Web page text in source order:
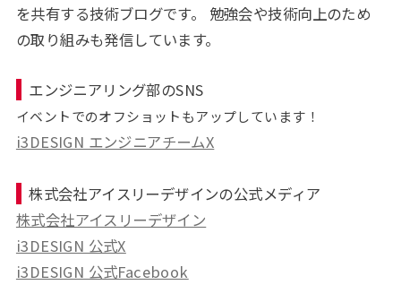
を共有する技術ブログです。 勉強会や技術向上のため
の取り組みも発信しています。
エンジニアリング部のSNS
イベントでのオフショットもアップしています！
i3DESIGN エンジニアチームX
株式会社アイスリーデザインの公式メディア
株式会社アイスリーデザイン
i3DESIGN 公式X
i3DESIGN 公式Facebook